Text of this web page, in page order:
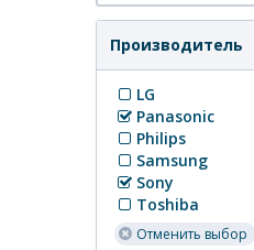
Производитель
LG
Panasonic
Philips
Samsung
Sony
Toshiba
Отменить выбор